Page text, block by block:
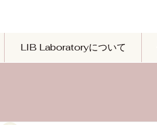
LIB Laboratoryについて